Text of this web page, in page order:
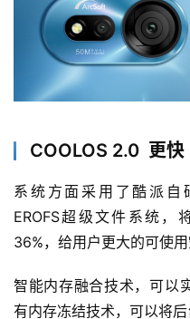
COOLOS 2.0 更快
系统方面采用了酷派自
EROFS超级文件系统，
36%，给用户更大的可使用
智能内存融合技术，可以
有内存冻结技术，可以将